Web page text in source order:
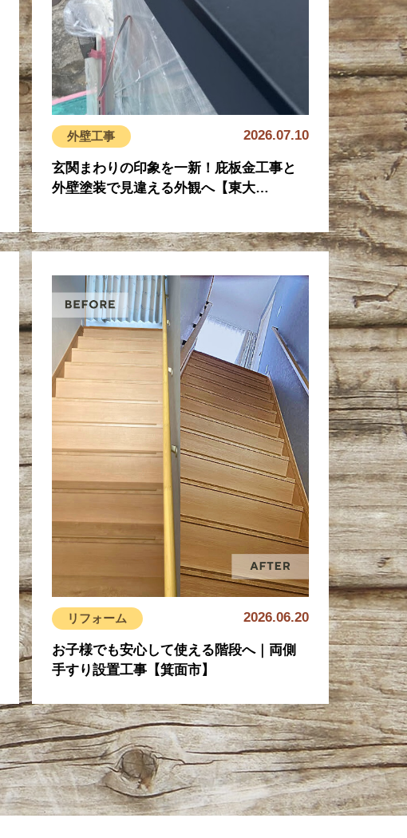
外壁工事 2026.07.10
玄関まわりの印象を一新！庇板金工事と
外壁塗装で見違える外観へ【東大…
リフォーム 2026.06.20
お子様でも安心して使える階段へ｜両側
手すり設置工事【箕面市】